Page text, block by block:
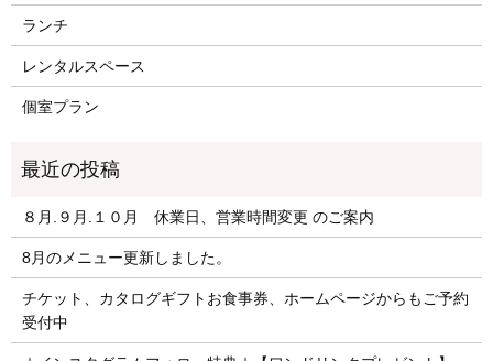
ランチ
レンタルスペース
個室プラン
８月.９月.１０月 休業日、営業時間変更 のご案内
8月のメニュー更新しました。
チケット、カタログギフトお食事券、ホームページからもご予約
受付中